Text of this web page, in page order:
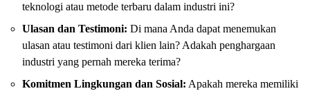
teknologi atau metode terbaru dalam industri ini?
Ulasan dan Testimoni: Di mana Anda dapat menemukan
ulasan atau testimoni dari klien lain? Adakah penghargaan
industri yang pernah mereka terima?
Komitmen Lingkungan dan Sosial: Apakah mereka memiliki